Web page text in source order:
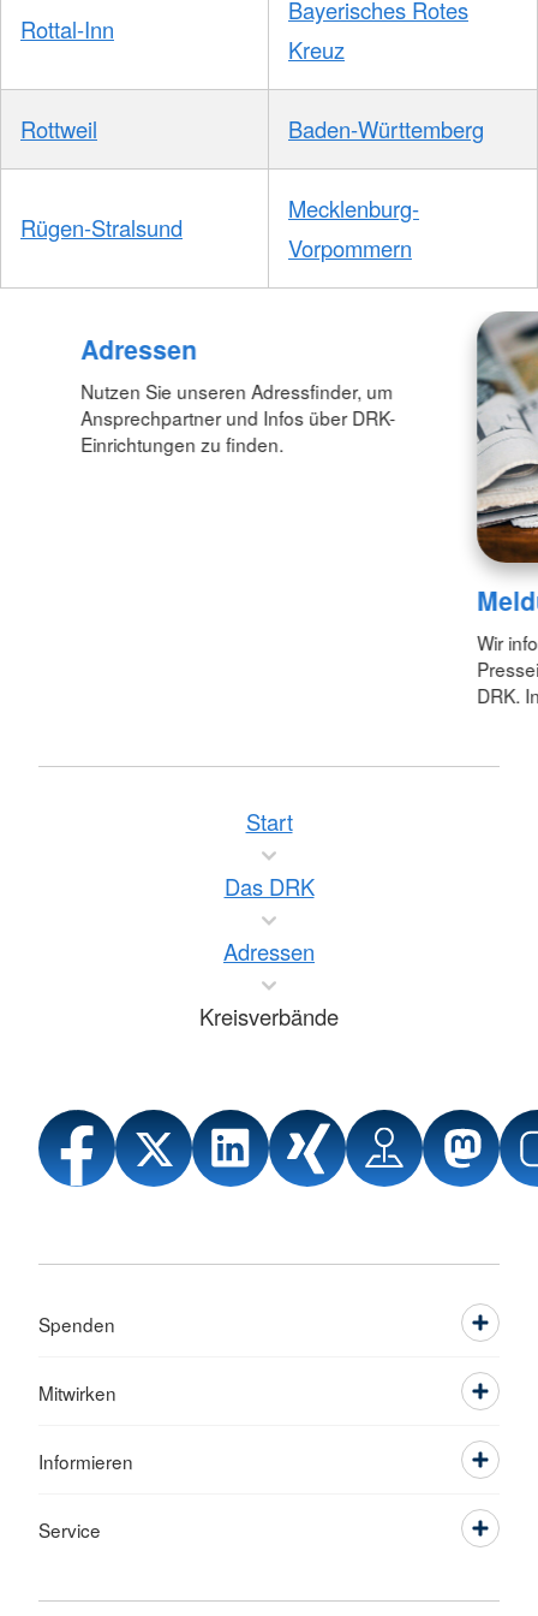
Rottal-Inn
Bayerisches Rotes
Kreuz
Rottweil Baden-Württemberg
Rügen-Stralsund
Mecklenburg-
Vorpommern
Adressen
Nutzen Sie unseren Adressfinder, um
Ansprechpartner und Infos über DRK-
Einrichtungen zu finden.
Wir
DRK.
Start
Das DRK
Adressen
Kreisverbände
Spenden
Mitwirken
Informieren
Service